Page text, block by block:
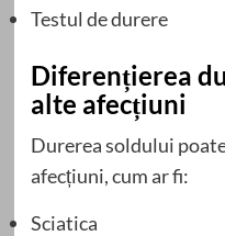
Testul de durere
Diferențierea
alte afecțiuni
Durerea soldului
afecțiuni, cum ar fi:
Sciatica